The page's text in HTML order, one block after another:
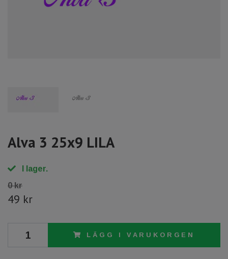
Alva 3 25x9 LILA
I lager.
0 kr
49 kr
LÄGG I VARUKORGEN